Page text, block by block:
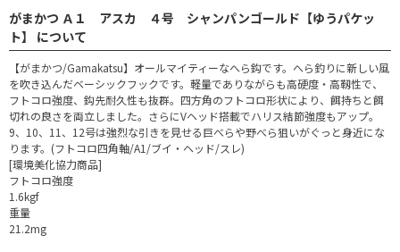
がまかつ Ａ１ アスカ ４号 シャンパンゴールド【ゆうパケッ
ト】 について
【がまかつ/Gamakatsu】オールマイティーなへら鈎です。へら釣りに新しい風
を吹き込んだベーシックフックです。軽量でありながらも高硬度・高靱性で、
フトコロ強度、鈎先耐久性も抜群。四方角のフトコロ形状により、餌持ちと餌
切れの良さを両立しました。さらにVヘッド搭載でハリス結節強度もアップ。
9、10、11、12号は強烈な引きを見せる巨べらや野べら狙いがぐっと身近にな
ります。(フトコロ四角軸/A1/ブイ・ヘッド/スレ)
[環境美化協力商品]
フトコロ強度
1.6kgf
重量
21.2mg